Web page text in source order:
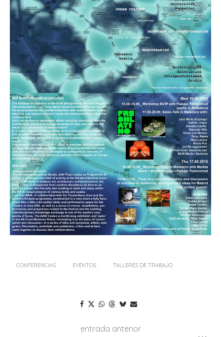
CONFERENCIAS EVENTOS TALLERES DE TRABAJO
entrada anterior